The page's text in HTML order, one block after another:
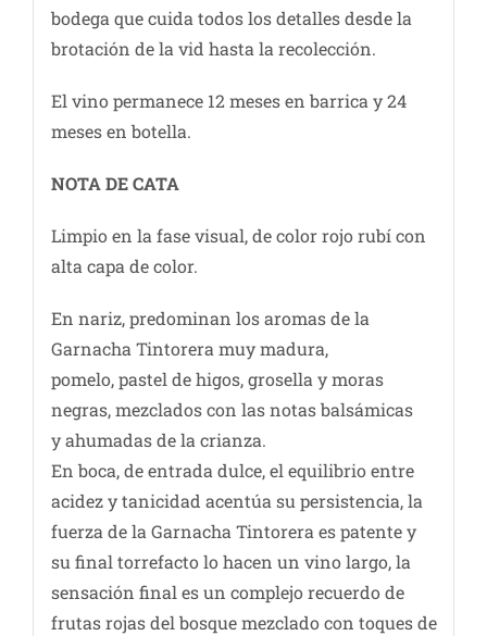
bodega que cuida todos los detalles desde la
brotación de la vid hasta la recolección.
El vino permanece 12 meses en barrica y 24
meses en botella.
NOTA DE CATA
Limpio en la fase visual, de color rojo rubí con
alta capa de color.
En nariz, predominan los aromas de la
Garnacha Tintorera muy madura,
pomelo, pastel de higos, grosella y moras
negras, mezclados con las notas balsámicas
y ahumadas de la crianza.
En boca, de entrada dulce, el equilibrio entre
acidez y tanicidad acentúa su persistencia, la
fuerza de la Garnacha Tintorera es patente y
su final torrefacto lo hacen un vino largo, la
sensación final es un complejo recuerdo de
frutas rojas del bosque mezclado con toques de